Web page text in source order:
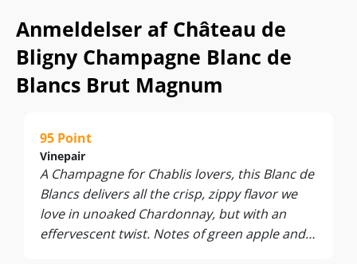
Bag Chateau de Bligny står GH Martel-gruppen, som ejes af
den traditionsrige familie Rapeneau. Med en årlig
produktion omkring 8 mio flasker er GH Martel-gruppen den
syvende største producent i hele Champagne.
Rapeneaufamilien råder over 200 hektar vinmarker, som
hektar.
Anmeldelser af Château de
Bligny Champagne Blanc de
Blancs Brut Magnum
95 Point
Vinepair
A Champagne for Chablis lovers, this Blanc de
Blancs delivers all the crisp, zippy flavor we
love in unoaked Chardonnay, but with an
effervescent twist. Notes of green apple and